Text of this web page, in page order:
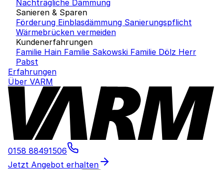
Nachträgliche Dämmung
Sanieren & Sparen
Förderung Einblasdämmung Sanierungspflicht
Wärmebrücken vermeiden
Kundenerfahrungen
Familie Hain Familie Sakowski Familie Dölz Herr
Pabst
Erfahrungen
Über VARM
0158 88491506
Jetzt Angebot erhalten